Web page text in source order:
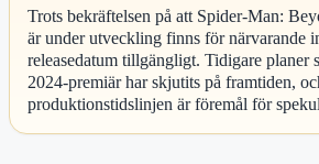
Trots bekräftelsen på att Spider-Man:
är under utveckling finns för närvarande
releasedatum tillgängligt. Tidigare planer
2024-premiär har skjutits på framtiden,
produktionstidslinjen är föremål för